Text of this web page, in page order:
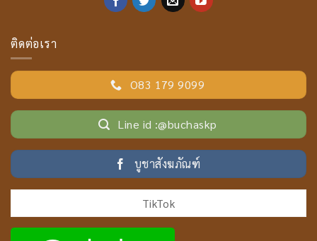
ติดต่อเรา
O83 179 9099
Line id :@buchaskp
บูชาสังฆภัณฑ์
TikTok